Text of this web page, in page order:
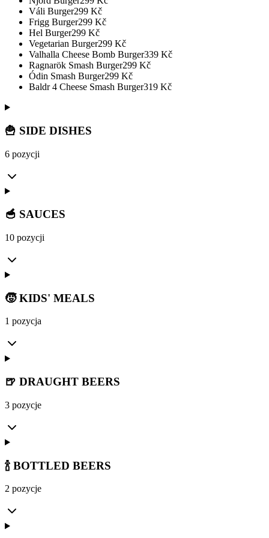
Váli Burger299 Kč
Frigg Burger299 Kč
Hel Burger299 Kč
Vegetarian Burger299 Kč
Valhalla Cheese Bomb Burger339 Kč
Ragnarök Smash Burger299 Kč
Ódin Smash Burger299 Kč
Baldr 4 Cheese Smash Burger319 Kč
🍟 SIDE DISHES
6 pozycji
🥣 SAUCES
10 pozycji
🧒 KIDS' MEALS
1 pozycja
🍺 DRAUGHT BEERS
3 pozycje
🍾 BOTTLED BEERS
2 pozycje